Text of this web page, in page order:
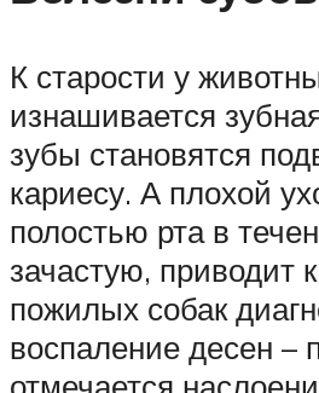
К старости у
изнашивается
зубы становятся
кариесу. А плохой
полостью рта в
зачастую, приводит
пожилых собак
воспаление десен –